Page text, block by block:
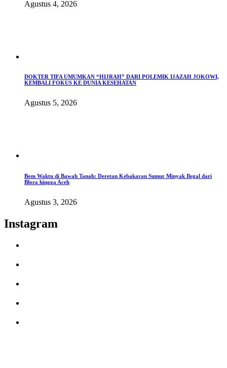
Agustus 4, 2026
DOKTER TIFA UMUMKAN “HIJRAH” DARI POLEMIK IJAZAH JOKOWI,
KEMBALI FOKUS KE DUNIA KESEHATAN
Agustus 5, 2026
Bom Waktu di Bawah Tanah: Deretan Kebakaran Sumur Minyak Ilegal dari
Blora hingga Aceh
Agustus 3, 2026
Instagram